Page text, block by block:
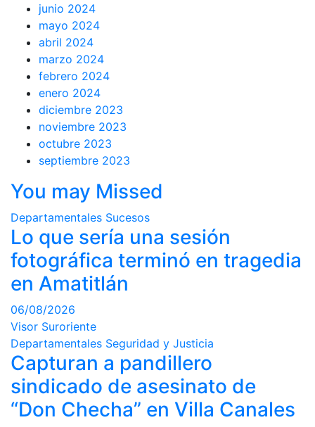
junio 2024
mayo 2024
abril 2024
marzo 2024
febrero 2024
enero 2024
diciembre 2023
noviembre 2023
octubre 2023
septiembre 2023
You may Missed
Departamentales Sucesos
Lo que sería una sesión
fotográfica terminó en tragedia
en Amatitlán
06/08/2026
Visor Suroriente
Departamentales Seguridad y Justicia
Capturan a pandillero
sindicado de asesinato de
“Don Checha” en Villa Canales